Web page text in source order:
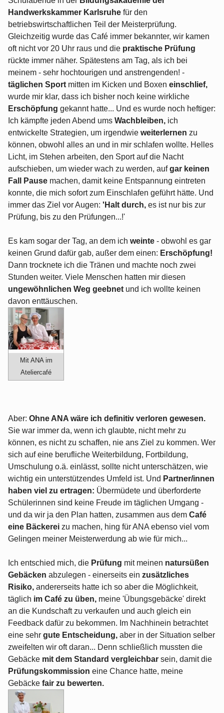
Handwerkskammer Karlsruhe für den
betriebswirtschaftlichen Teil der Meisterprüfung.
Gleichzeitig wurde das Café immer bekannter, wir kamen
oft nicht vor 20 Uhr raus und die praktische Prüfung
rückte immer näher. Spätestens am Tag, als ich bei
meinem - sehr hochtourigen und anstrengenden! -
täglichen Sport mitten im Kicken und Boxen einschlief,
wurde mir klar, dass ich bisher noch keine wirkliche
Erschöpfung gekannt hatte... Und es wurde noch heftiger:
Ich kämpfte jeden Abend ums Wachbleiben, ich
entwickelte Strategien, um irgendwie weiterlernen zu
können, obwohl alles an und in mir schlafen wollte. Helles
Licht, im Stehen arbeiten, den Sport auf die Nacht
aufschieben, um wieder wach zu werden, aufgar keinen
Fall Pause machen, damit keine Entspannung eintreten
konnte, die mich sofort zum Einschlafen geführt hätte. Und
immer das Ziel vor Augen: 'Halt durch, es ist nur bis zur
Prüfung, bis zu den Prüfungen...!'
Es kam sogar der Tag, an dem ich weinte - obwohl es gar
keinen Grund dafür gab, außer dem einen: Erschöpfung!
Dann trocknete ich die Tränen und machte noch zwei
Stunden weiter. Viele Menschen hatten mir diesen
ungewöhnlichen Weg geebnet und ich wollte keinen
davon enttäuschen.
Mit ANA im
Ateliercafé
Aber: Ohne ANA wäre ich definitiv verloren gewesen.
Sie war immer da, wenn ich glaubte, nicht mehr zu
können, es nicht zu schaffen, nie ans Ziel zu kommen. Wer
sich auf eine berufliche Weiterbildung, Fortbildung,
Umschulung o.ä. einlässt, sollte nicht unterschätzen, wie
wichtig ein unterstützendes Umfeld ist. Und Partner/innen
haben viel zu ertragen: Übermüdete und überforderte
Schülerinnen sind keine Freude im täglichen Umgang -
und da wir ja den Plan hatten, zusammen aus dem Café
eine Bäckerei zu machen, hing für ANA ebenso viel vom
Gelingen meiner Meisterwerdung ab wie für mich...
Ich entschied mich, die Prüfung mit meinen natursüßen
Gebäcken abzulegen - einerseits ein zusätzliches
Risiko, andererseits hatte ich so aber die Möglichkeit,
täglich im Café zu üben, meine 'Übungsgebäcke' direkt
an die Kundschaft zu verkaufen und auch gleich ein
Feedback dafür zu bekommen. Im Nachhinein betrachtet
eine sehr gute Entscheidung, aber in der Situation selber
zweifelten wir oft daran... Denn schließlich mussten die
Gebäcke mit dem Standard vergleichbar sein, damit die
Prüfungskommission eine Chance hatte, meine
Gebäcke fair zu bewerten.